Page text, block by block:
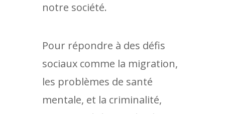
notre société.
Pour répondre à des défis
sociaux comme la migration,
les problèmes de santé
mentale, et la criminalité,